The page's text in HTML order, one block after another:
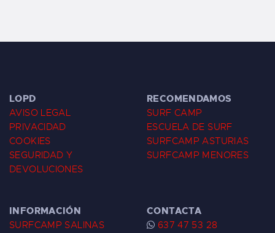
LOPD
AVISO LEGAL
PRIVACIDAD
COOKIES
SEGURIDAD Y
DEVOLUCIONES
RECOMENDAMOS
SURF CAMP
ESCUELA DE SURF
SURFCAMP ASTURIAS
SURFCAMP MENORES
INFORMACIÓN
SURFCAMP SALINAS
CONTACTA
637 47 53 28